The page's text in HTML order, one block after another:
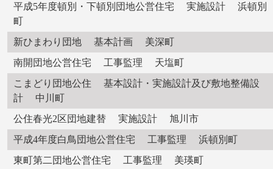
平成5年度頓別・下頓別団地公営住宅 実施設計 浜頓別
町
新ひまわり団地 基本計画 美深町
南開団地公営住宅 工事監理 天塩町
こまどり団地公住 基本設計・実施設計及び敷地整備設
計 中川町
公住春光2区団地建替 実施設計 旭川市
平成4年度白鳥団地公営住宅 工事監理 浜頓別町
東町第二団地公営住宅 工事監理 美瑛町